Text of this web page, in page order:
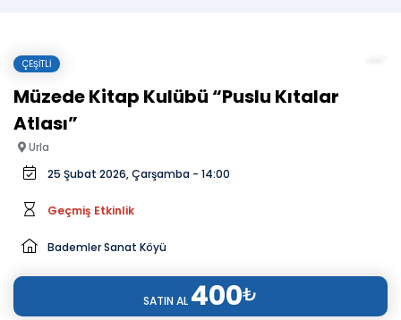
ÇEŞITLI
Müzede Kitap Kulübü “Puslu Kıtalar
Atlası”
Urla
25 Şubat 2026, Çarşamba - 14:00
Geçmiş Etkinlik
Bademler Sanat Köyü
SATIN AL 400₺